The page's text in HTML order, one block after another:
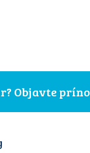
Objavte